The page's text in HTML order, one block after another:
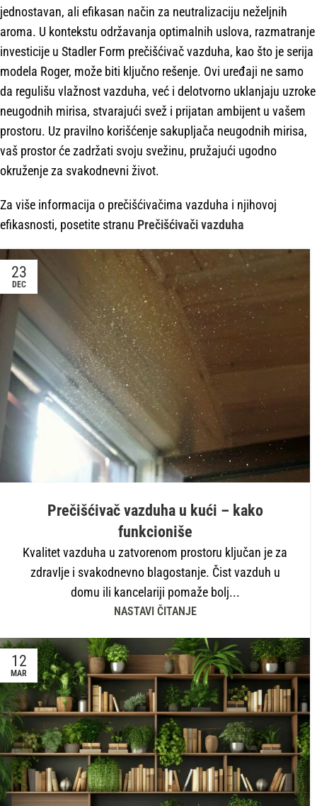
jednostavan, ali efikasan način za neutralizaciju neželjnih
aroma. U kontekstu održavanja optimalnih uslova, razmatranje
investicije u Stadler Form prečišćivač vazduha, kao što je serija
modela Roger, može biti ključno rešenje. Ovi uređaji ne samo
da regulišu vlažnost vazduha, već i delotvorno uklanjaju uzroke
neugodnih mirisa, stvarajući svež i prijatan ambijent u vašem
prostoru. Uz pravilno korišćenje sakupljača neugodnih mirisa,
vaš prostor će zadržati svoju svežinu, pružajući ugodno
okruženje za svakodnevni život.
Za više informacija o prečišćivačima vazduha i njihovoj
efikasnosti, posetite stranu Prečišćivači vazduha
23
DEC
Prečišćivač vazduha u kući – kako
funkcioniše
Kvalitet vazduha u zatvorenom prostoru ključan je za
zdravlje i svakodnevno blagostanje. Čist vazduh u
domu ili kancelariji pomaže bolj...
NASTAVI ČITANJE
12
MAR